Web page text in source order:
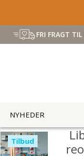
FRI FRAGT
NYHEDER
Tilbud